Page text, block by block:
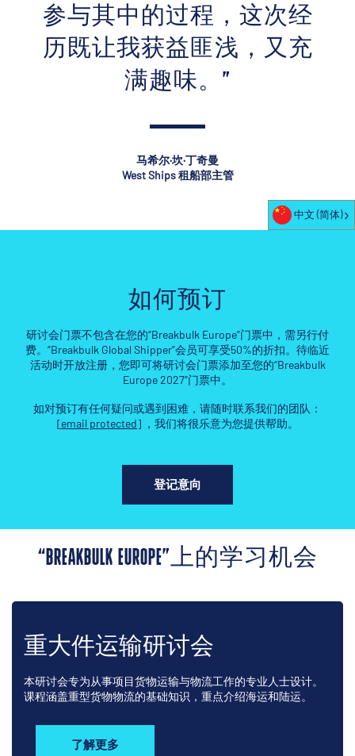
马希尔·坎·丁奇曼
West Ships 租船部主管
参与其中的过程，这次经
历既让我获益匪浅，又充
满趣味。”
如何预订
研讨会门票不包含在您的“Breakbulk Europe”门票中，需另行付
费。“Breakbulk Global Shipper”会员可享受50%的折扣。待临近
活动时开放注册，您即可将研讨会门票添加至您的“Breakbulk
Europe 2027”门票中。
如对预订有任何疑问或遇到困难，请随时联系我们的团队：
[email protected]，我们将很乐意为您提供帮助。
登记意向
“BREAKBULK EUROPE”上的学习机会
重大件运输研讨会
本研讨会专为从事项目货物运输与物流工作的专业人士设计。
课程涵盖重型货物物流的基础知识，重点介绍海运和陆运。
了解更多
中文 (简体)